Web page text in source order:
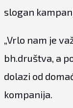
slogan
„Vrlo nam je
bh.društva, a
dolazi od
kompanija.